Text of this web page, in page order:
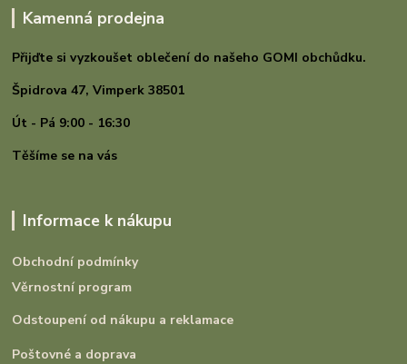
Kamenná prodejna
Přijďte si vyzkoušet oblečení do našeho GOMI obchůdku.
Špidrova 47,Vimperk 38501
Út - Pá 9:00 - 16:30
Těšíme se na vás
Informace k nákupu
Obchodní podmínky
Věrnostní program
Odstoupení od nákupu a reklamace
Poštovné a doprava